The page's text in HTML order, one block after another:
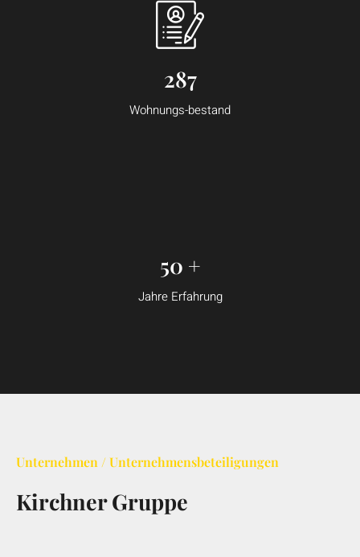
287
Wohnungs-bestand
50 +
Jahre Erfahrung
Unternehmen / Unternehmensbeteiligungen
Kirchner Gruppe